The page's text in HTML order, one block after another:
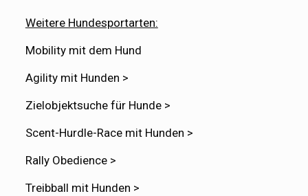
Weitere Hundesportarten:
Mobility mit dem Hund
Agility mit Hunden >
Zielobjektsuche für Hunde >
Scent-Hurdle-Race mit Hunden >
Rally Obedience >
Treibball mit Hunden >